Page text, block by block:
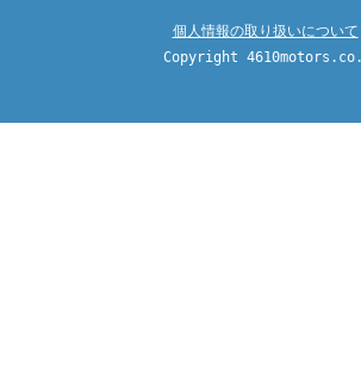
個人情報の取り扱いについて
Copyright